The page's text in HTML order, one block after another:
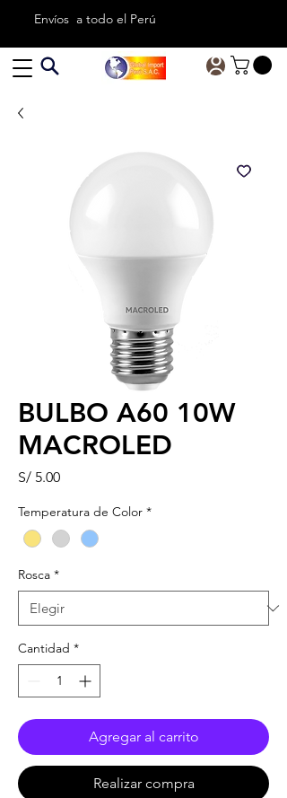
Envíos a todo el Perú
BULBO A60 10W
MACROLED
S/ 5.00Precio
Temperatura de Color *
Rosca *
Cantidad *
Agregar al carrito
Realizar compra